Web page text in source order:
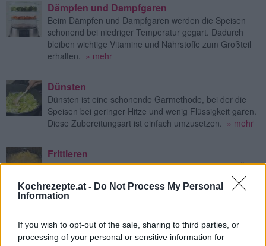
Kochrezepte.at - Do Not Process My Personal
Information
If you wish to opt-out of the sale, sharing to third parties, or
processing of your personal or sensitive information for
Dämpfen und Dampfgaren
Beim Dämpfen und Dampfgaren werden die Speisen
schonend bei niedriger Temperatur gegart. Dadurch
bleiben wichtige Vitamine und Nährstoffe zum Großteil
erhalten. » mehr
Dünsten
Dünsten ist eine schonende Garmethode, bei der die
Speisen bei geringer Hitze und wenig Flüssigkeit garen.
Diese Zubereitungsart ist einfach umzusetzen. » mehr
Frittieren
Beim Frittieren werden die Lebensmittel in heißem Öl
Das Niedrigtemperaturgaren ist eine Methode die in der
Küche anstelle des Bratens angewand wird. Das Fleisch